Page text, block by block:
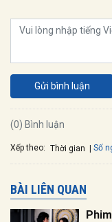
Gửi bình luận
(0) Bình luận
Xếp theo: Thời gian Số
BÀI LIÊN QUAN